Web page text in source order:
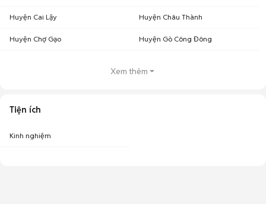
Huyện Cai Lậy Huyện Châu Thành
Huyện Chợ Gạo Huyện Gò Công Đông
Xem thêm
Tiện ích
Kinh nghiệm